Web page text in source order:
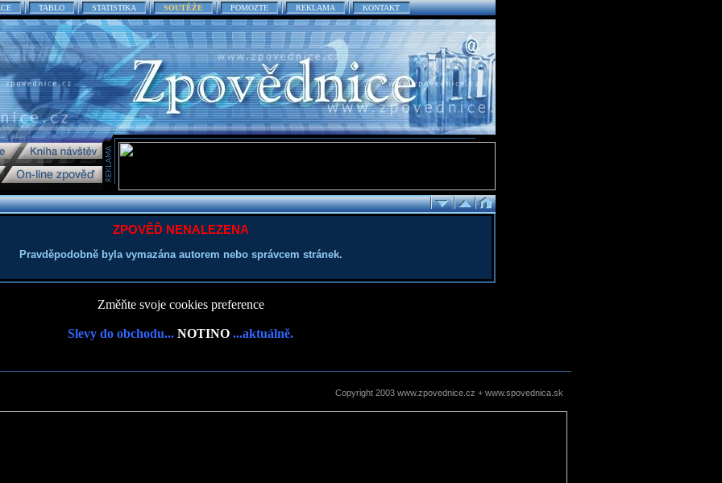
TABLO STATISTIKA SOUTĚŽE POMOZTE REKLAMA KONTAKT
ZPOVĚĎ NENALEZENA
Pravděpodobně byla vymazána autorem nebo správcem stránek.
Změňte svoje cookies preference
Slevy do obchodu... NOTINO ...aktuálně.
Copyright 2003 www.zpovednice.cz + www.spovednica.sk